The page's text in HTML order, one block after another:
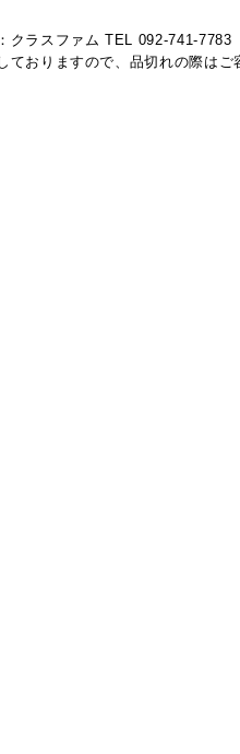
クラスファム TEL 092-741-7783
ておりますので、品切れの際はご